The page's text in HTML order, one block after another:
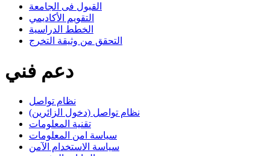
القبول فى الجامعة
التقويم الأكاديمي
الخطط الدراسية
التحقق من وثيقة التخرج
دعم فني
نظام تواصل
نظام تواصل (دخول الزائرين)
تقنية المعلومات
سياسة امن المعلومات
سياسة الاستخدام الآمن